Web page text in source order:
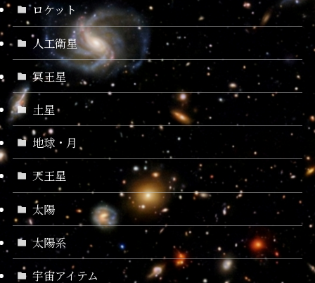
ロケット
人工衛星
冥王星
土星
地球・月
天王星
太陽
太陽系
宇宙アイテム